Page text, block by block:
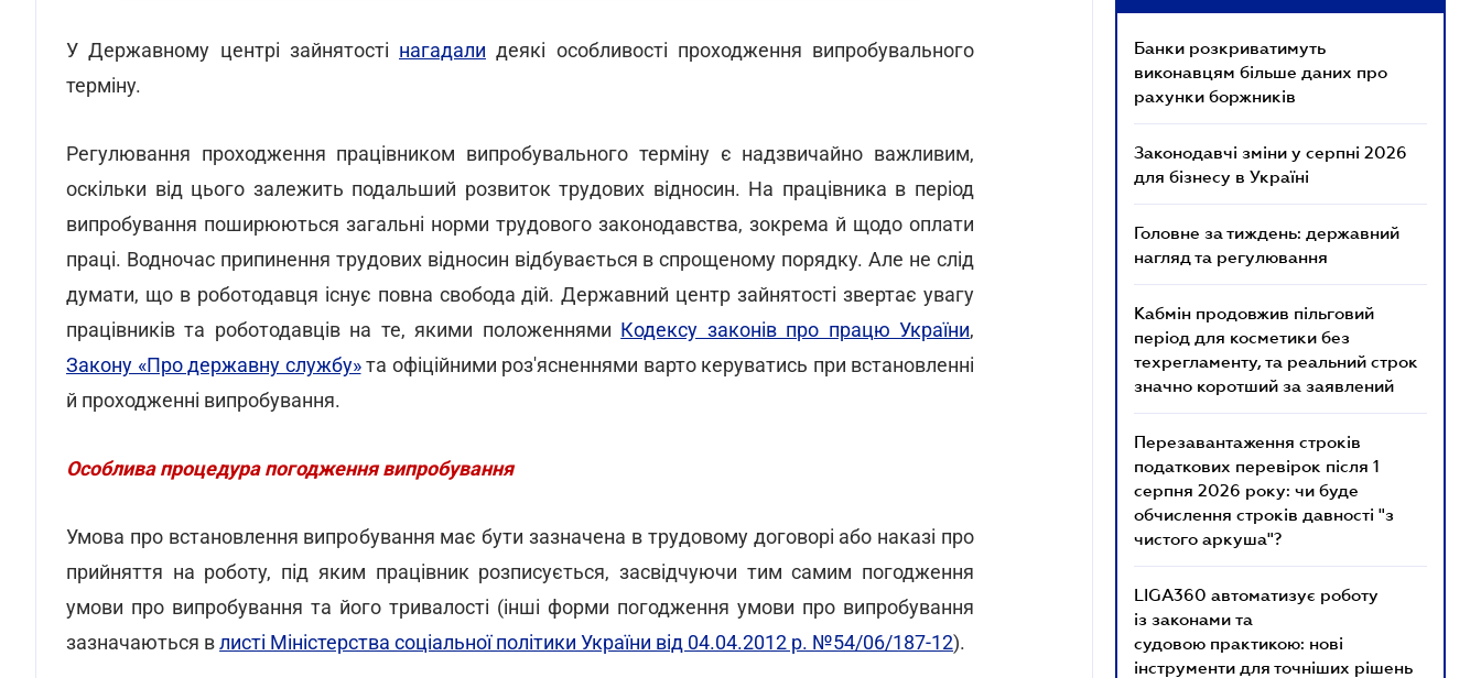
У Державному центрі зайнятості нагадали деякі особливості проходження випробувального
терміну.
Регулювання проходження працівником випробувального терміну є надзвичайно важливим,
оскільки від цього залежить подальший розвиток трудових відносин. На працівника в період
випробування поширюються загальні норми трудового законодавства, зокрема й щодо оплати
праці. Водночас припинення трудових відносин відбувається в спрощеному порядку. Але не слід
думати, що в роботодавця існує повна свобода дій. Державний центр зайнятості звертає увагу
працівників та роботодавців на те, якими положеннями Кодексу законів про працю України,
Закону «Про державну службу»та офіційними роз'ясненнями варто керуватись при встановленні
й проходженні випробування.
Особлива процедура погодження випробування
Умова про встановлення випробування має бути зазначена в трудовому договорі або наказі про
прийняття на роботу, під яким працівник розписується, засвідчуючи тим самим погодження
умови про випробування та його тривалості (інші форми погодження умови про випробування
зазначаються влисті Міністерства соціальної політики України від 04.04.2012 р. №54/06/187-12).
Банки розкриватимуть
виконавцям більше даних про
рахунки боржників
Законодавчі зміни у серпні 2026
для бізнесу в Україні
Головне за тиждень: державний
нагляд та регулювання
Кабмін продовжив пільговий
період для косметики без
техрегламенту, та реальний строк
значно коротший за заявлений
Перезавантаження строків
податкових перевірок після 1
серпня 2026 року: чи буде
обчислення строків давності "з
чистого аркуша"?
LIGA360 автоматизує роботу
із законами та
судовою практикою: нові
інструменти для точніших рішень